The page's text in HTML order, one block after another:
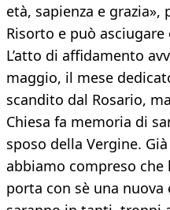
età, sapienza e
Risorto e può
L’atto di affidamento
maggio, il mese
scandito dal Rosario,
Chiesa fa memoria di
sposo della Vergine.
abbiamo compreso che
porta con sè una nuova